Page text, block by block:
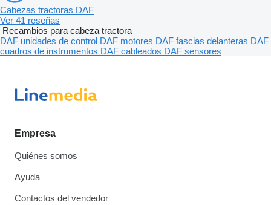
Cabezas tractoras DAF
Ver 41 reseñas
Recambios para cabeza tractora
DAF unidades de control DAF motores DAF fascias delanteras DAF
cuadros de instrumentos DAF cableados DAF sensores
Empresa
Quiénes somos
Ayuda
Contactos del vendedor